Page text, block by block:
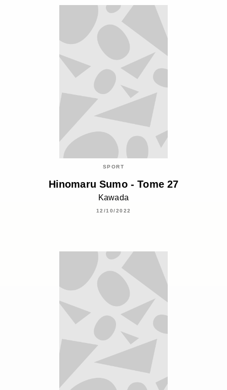
SPORT
Hinomaru Sumo - Tome 27
Kawada
12/10/2022